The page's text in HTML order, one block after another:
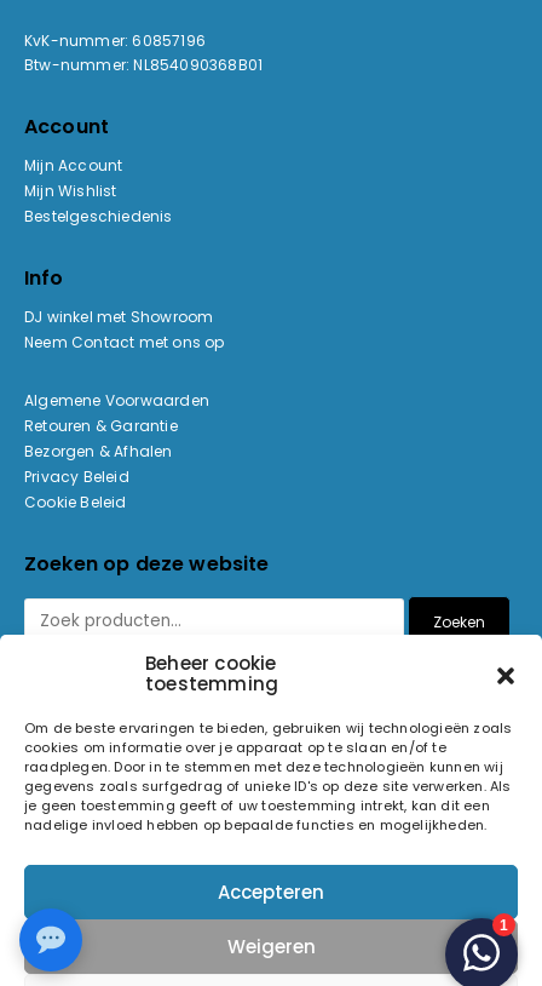
Beheer cookie
toestemming
Om de beste ervaringen te bieden, gebruiken wij technologieën zoals
cookies om informatie over je apparaat op te slaan en/of te
raadplegen. Door in te stemmen met deze technologieën kunnen wij
gegevens zoals surfgedrag of unieke ID's op deze site verwerken. Als
je geen toestemming geeft of uw toestemming intrekt, kan dit een
nadelige invloed hebben op bepaalde functies en mogelijkheden.
Accepteren
Weigeren
KvK-nummer: 60857196
Btw-nummer: NL854090368B01
Account
Mijn Account
Mijn Wishlist
Bestelgeschiedenis
Info
DJ winkel met Showroom
Neem Contact met ons op
Algemene Voorwaarden
Retouren & Garantie
Bezorgen & Afhalen
Privacy Beleid
Cookie Beleid
Zoeken op deze website
Zoeken
© 2026 Light and Sound Factory. Alle rechten voorbehouden.
Volg ons op